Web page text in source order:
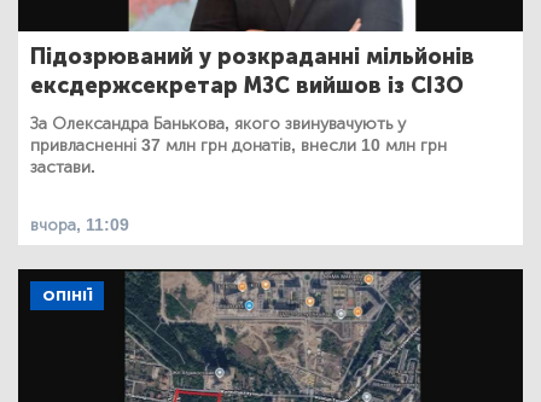
Підозрюваний у розкраданні мільйонів
ексдержсекретар МЗС вийшов із СІЗО
За Олександра Банькова, якого звинувачують у
привласненні 37 млн грн донатів, внесли 10 млн грн
застави.
вчора, 11:09
ОПІНІЇ